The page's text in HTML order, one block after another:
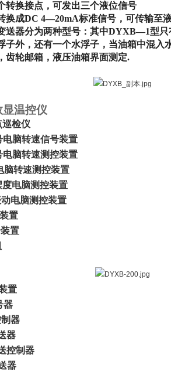
换接点，可发出三个液位信号
成DC 4—20mA标准信号，可传输至
送器分为两种型号：其中DYXB—1型
子外，还有一个水浮子，当油箱中混入
齿轮邮箱，液压油箱界面测定.
温控仪
检仪
电脑转速信号装置
电脑转速测控装置
脑转速测控装置
电脑测控装置
电脑测控装置
置
置
置
器
器
器
控制器
器